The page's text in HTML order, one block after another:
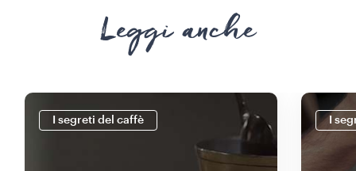
Leggi anche
I segreti del caffè I